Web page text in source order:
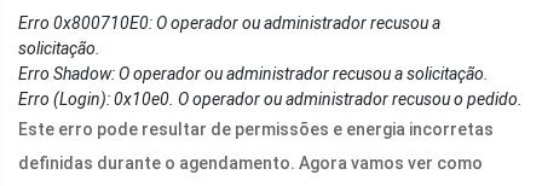
Erro 0x800710E0: O operador ou administrador recusou a
solicitação.
Erro Shadow: O operador ou administrador recusou a solicitação.
Erro (Login): 0x10e0. O operador ou administrador recusou o pedido.
Este erro pode resultar de permissões e energia incorretas
definidas durante o agendamento. Agora vamos ver como